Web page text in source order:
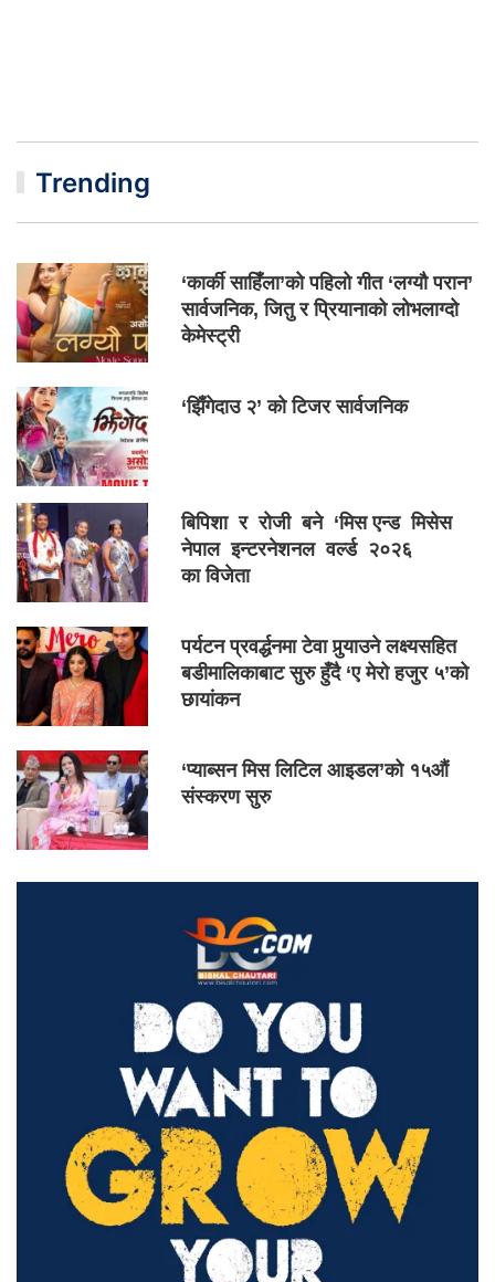
Trending
‘कार्की साहिँला’को पहिलो गीत ‘लग्यौ परान’
सार्वजनिक, जितु र प्रियानाको लोभलाग्दो
केमेस्ट्री
‘झिँगेदाउ २’ को टिजर सार्वजनिक
बिपिशा र रोजी बने ‘मिस एन्ड मिसेस
नेपाल इन्टरनेशनल वर्ल्ड २०२६
का विजेता
पर्यटन प्रवर्द्धनमा टेवा पुर्‍याउने लक्ष्यसहित
बडीमालिकाबाट सुरु हुँदै ‘ए मेरो हजुर ५’को
छायांकन
‘प्याब्सन मिस लिटिल आइडल’को १५औं
संस्करण सुरु